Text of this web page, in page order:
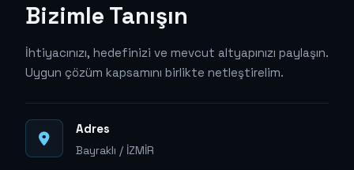
Bizimle Tanışın
İhtiyacınızı, hedefinizi ve mevcut altyapınızı paylaşın.
Uygun çözüm kapsamını birlikte netleştirelim.
Adres
Bayraklı / İZMİR